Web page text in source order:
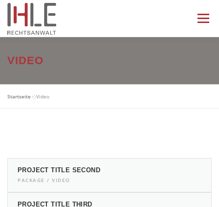
Zum
springen
Menü
HOME
VIDEO
Startseite »Video
PROJECT TITLE SECOND
PACKAGE / VIDEO
PROJECT TITLE THIRD